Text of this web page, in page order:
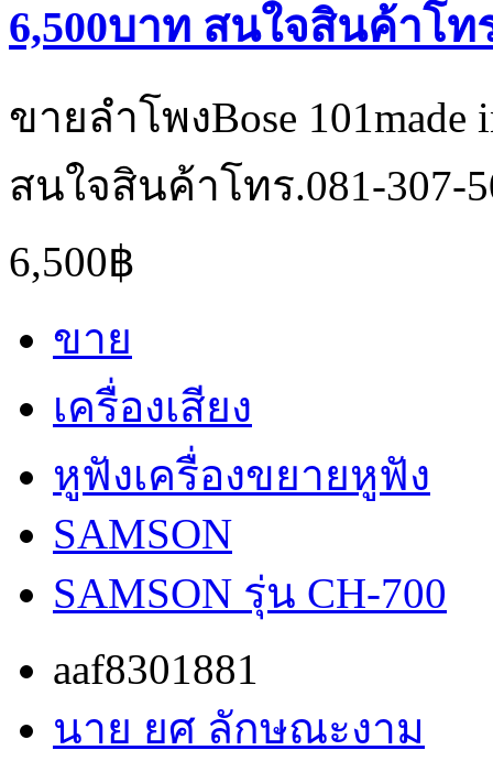
6,500บาท สนใจสินค้าโทร
ขายลำโพงBose
สนใจสินค้าโทร.081-307-
6,500฿
ขาย
เครื่องเสียง
หูฟังเครื่องขยายหูฟัง
SAMSON
SAMSON รุ่น CH-700
aaf8301881
นาย ยศ ลักษณะงาม